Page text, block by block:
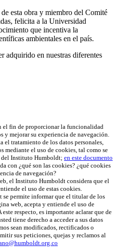
esta obra y miembro del Comité
felicita a la Universidad
que incentiva la
ambientales en el país.
adquirido en nuestras diferentes
fin de proporcionar la funcionalidad
y mejorar su experiencia de navegación.
el tratamiento de los datos personales,
mediante el uso de cookies, tal como se
del Instituto Humboldt; en este documento
con ¿qué son las cookies? ¿qué cookies
de navegación?
el Instituto Humboldt considera que el
el uso de estas cookies.
permite informar que el titular de los
web, acepta y entiende el uso de
respecto, es importante aclarar que de
tiene derecho a acceder a sus datos
sean modificados, rectificados o
sus peticiones, quejas y reclamos al